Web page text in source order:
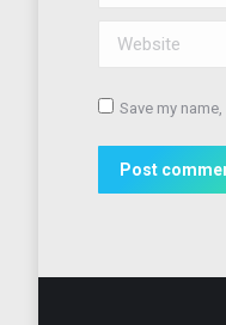
Website
Save my
Post